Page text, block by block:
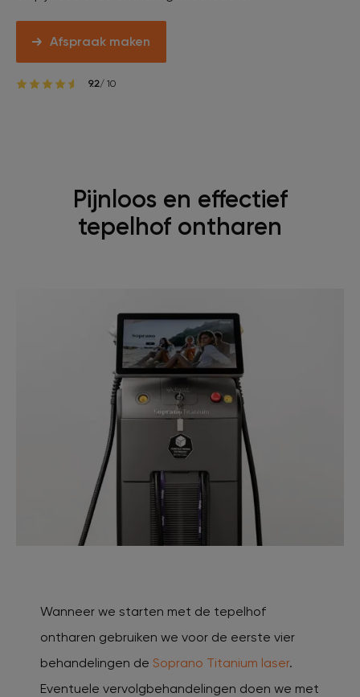
Afspraak maken
9.2/ 10
Pijnloos en effectief
tepelhof ontharen
Wanneer we starten met de tepelhof
ontharen gebruiken we voor de eerste vier
behandelingen de Soprano Titanium laser.
Eventuele vervolgbehandelingen doen we met